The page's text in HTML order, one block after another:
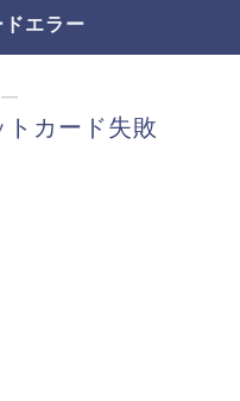
エラー
―
カード失敗